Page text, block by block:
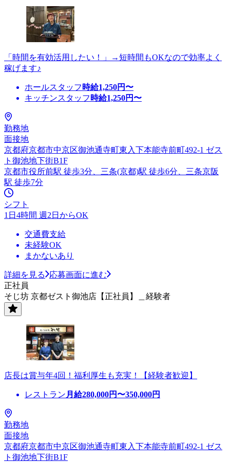
「時間を有効活用したい！」→短時間もOKなので効率よく
稼げます♪
ホールスタッフ 時給1,250円〜
キッチンスタッフ 時給1,250円〜
勤務地
面接地
京都府京都市中京区御池通寺町東入下本能寺前町492-1 ゼス
ト御池地下街B1F
京都市役所前駅 徒歩3分、三条(京都)駅 徒歩6分、三条京阪
駅 徒歩7分
シフト
1日4時間 週2日からOK
交通費支給
未経験OK
まかないあり
詳細を見る
応募画面に進む
正社員
そじ坊 京都ゼスト御池店【正社員】＿経験者
店長は賞与年4回！福利厚生も充実！【経験者歓迎】
レストラン 月給280,000円〜350,000円
勤務地
面接地
京都府京都市中京区御池通寺町東入下本能寺前町492-1 ゼス
ト御池地下街B1F